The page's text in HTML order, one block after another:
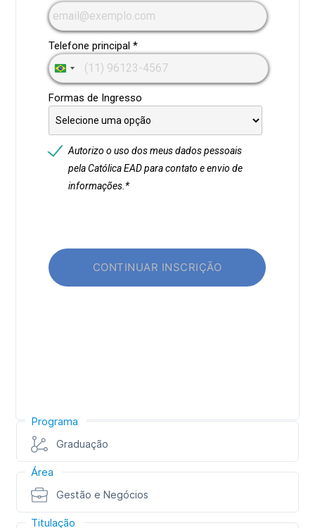
Programa
Graduação
Área
Gestão e Negócios
Titulação